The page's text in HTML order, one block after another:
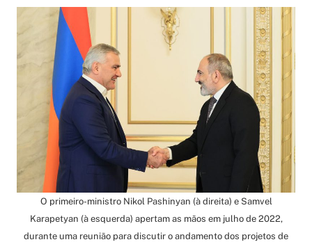
O primeiro-ministro Nikol Pashinyan (à direita) e Samvel
Karapetyan (à esquerda) apertam as mãos em julho de 2022,
durante uma reunião para discutir o andamento dos projetos de